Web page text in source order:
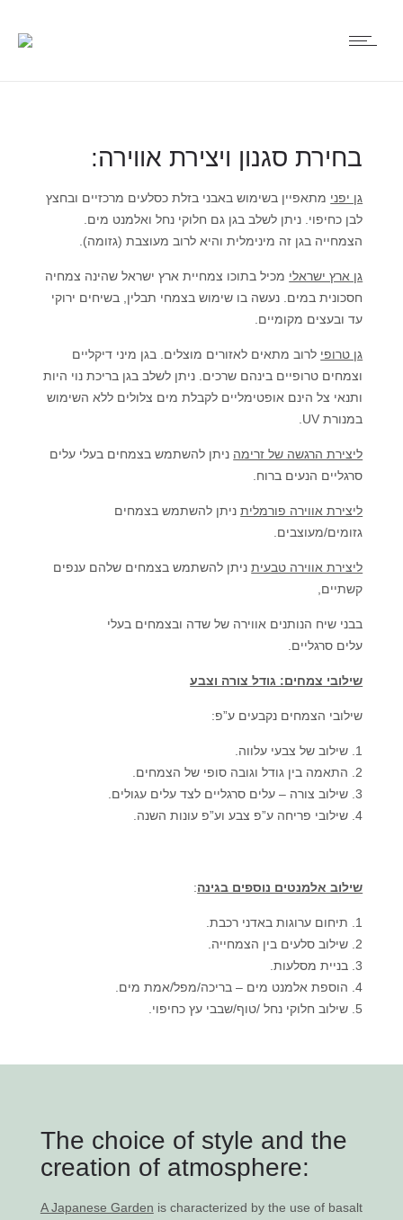
בחירת סגנון ויצירת אווירה:
גן יפני מתאפיין בשימוש באבני בזלת כסלעים מרכזיים ובחצץ
לבן כחיפוי. ניתן לשלב בגן גם חלוקי נחל ואלמנט מים.
הצמחייה בגן זה מינימלית והיא לרוב מעוצבת (גזומה).
גן ארץ ישראלי מכיל בתוכו צמחיית ארץ ישראל שהינה צמחיה
חסכונית במים. נעשה בו שימוש בצמחי תבלין, בשיחים ירוקי
עד ובעצים מקומיים.
גן טרופי לרוב מתאים לאזורים מוצלים. בגן מיני דיקליים
וצמחים טרופיים בינהם שרכים. ניתן לשלב בגן בריכת נוי היות
ותנאי צל הינם אופטימליים לקבלת מים צלולים ללא השימוש
במנורת UV.
ליצירת הרגשה של זרימה ניתן להשתמש בצמחים בעלי עלים
סרגליים הנעים ברוח.
ליצירת אווירה פורמליתניתן להשתמש בצמחים
גזומים/מעוצבים.
ליצירת אווירה טבעיתניתן להשתמש בצמחים שלהם ענפים
קשתיים,
בבני שיח הנותנים אווירה של שדה ובצמחים בעלי
עלים סרגליים.
שילובי צמחים: גודל צורה וצבע
שילובי הצמחים נקבעים ע”פ:
שילוב של צבעי עלווה.
התאמה בין גודל וגובה סופי של הצמחים.
שילוב צורה – עלים סרגליים לצד עלים עגולים.
שילובי פריחה ע”פ צבע וע”פ עונות השנה.
שילוב אלמנטים נוספים בגינה:
תיחום ערוגות באדני רכבת.
שילוב סלעים בין הצמחייה.
בניית מסלעות.
הוספת אלמנט מים – בריכה/מפל/אמת מים.
שילוב חלוקי נחל /טוף/שבבי עץ כחיפוי.
The choice of style and the
creation of atmosphere:
A Japanese Garden is characterized by the use of basalt